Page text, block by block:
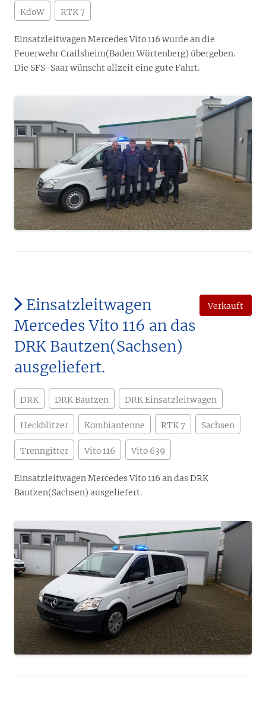
KdoW RTK 7
Einsatzleitwagen Mercedes Vito 116 wurde an die
Feuerwehr Crailsheim(Baden Würtenberg) übergeben.
Die SFS-Saar wünscht allzeit eine gute Fahrt.
Verkauft
Einsatzleitwagen
Mercedes Vito 116 an das
DRK Bautzen(Sachsen)
ausgeliefert.
DRK DRK Bautzen DRK Einsatzleitwagen
Heckblitzer Kombiantenne RTK 7 Sachsen
Trenngitter Vito 116 Vito 639
Einsatzleitwagen Mercedes Vito 116 an das DRK
Bautzen(Sachsen) ausgeliefert.